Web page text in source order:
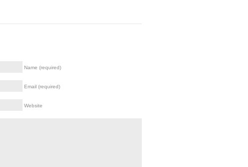
Name (required)
Email (required)
Website